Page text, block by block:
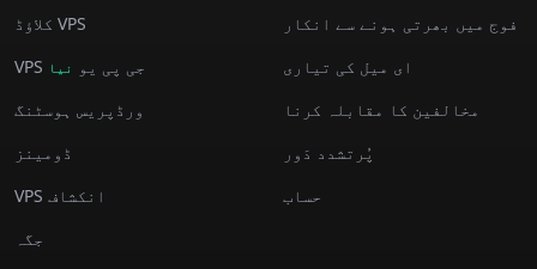
کلاؤڈ VPS
VPS جی پی یو نیا
ورڈپریس ہوسٹنگ
ڈومینز
VPS انکشاف
جگہ
فوج میں بھرتی ہونے سے انکار
ای میل کی تیاری
مخالفین کا مقابلہ کرنا
پُرتشدد دَور
حساب